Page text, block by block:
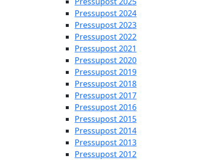
Pressupost 2024
Pressupost 2023
Pressupost 2022
Pressupost 2021
Pressupost 2020
Pressupost 2019
Pressupost 2018
Pressupost 2017
Pressupost 2016
Pressupost 2015
Pressupost 2014
Pressupost 2013
Pressupost 2012